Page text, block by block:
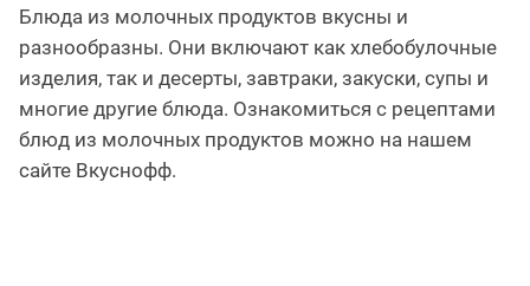
Блюда из молочных продуктов вкусны и
разнообразны. Они включают как хлебобулочные
изделия, так и десерты, завтраки, закуски, супы и
многие другие блюда. Ознакомиться с рецептами
блюд из молочных продуктов можно на нашем
сайте Вкуснофф.